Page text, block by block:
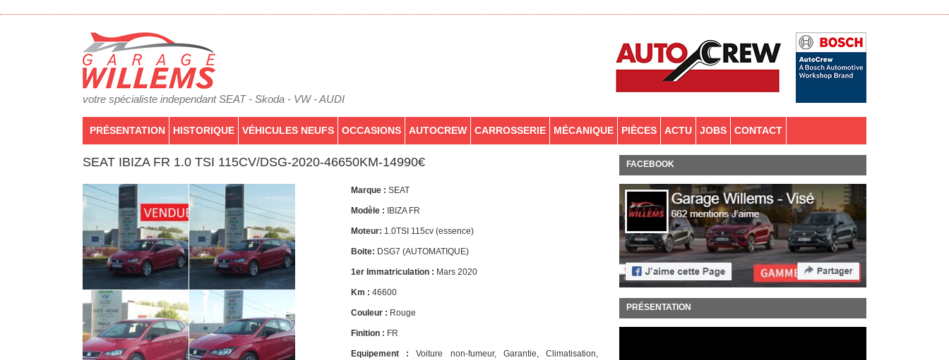
votre spécialiste independant SEAT - Skoda - VW - AUDI
PRÉSENTATION HISTORIQUE VÉHICULES NEUFS OCCASIONS AUTOCREW CARROSSERIE MÉCANIQUE PIÈCES ACTU JOBS CONTACT
SEAT IBIZA FR 1.0 TSI 115CV/DSG-2020-46650KM-14990€
Marque : SEAT
Modèle : IBIZA FR
Moteur: 1.0TSI 115cv (essence)
Boite: DSG7 (AUTOMATIQUE)
1er Immatriculation : Mars 2020
Km : 46600
Couleur : Rouge
Finition : FR
Equipement : Voiture non-fumeur, Garantie, Climatisation,
FACEBOOK
PRÉSENTATION